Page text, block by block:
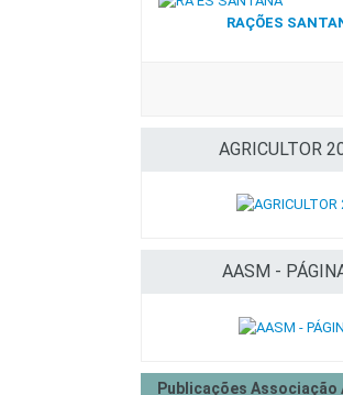
RAÇÕES
AGRICULTOR
AASM -
Publicações Associação